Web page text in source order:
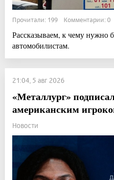
Прочитали: 199 Комментарии: 0
Рассказываем, к чему нужно
автомобилистам.
21:04, 5 авг 2026
«Металлург»
американским
Новости